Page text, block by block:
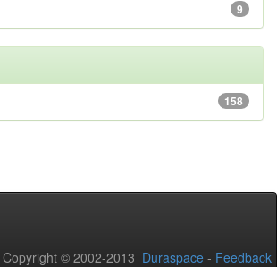
9
158
Copyright © 2002-2013 Duraspace - Feedback